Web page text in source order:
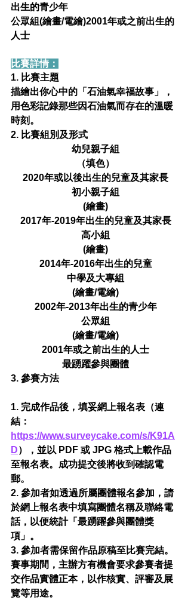
出生的青少年
公眾組(繪畫/電繪)2001年或之前出生的
人士
比賽詳情：
1. 比賽主題
描繪出你心中的「石油氣幸福故事」，
用色彩記錄那些因石油氣而存在的溫暖
時刻。
2. 比賽組別及形式
幼兒親子組
​（填色）
2020年或以後出生的兒童及其家長
初小親子組
(繪畫)
2017年-2019年出生的兒童及其家長
高小組
(繪畫)
2014年-2016年出生的兒童
中學及大專組
(繪畫/電繪)
2002年-2013年出生的青少年
公眾組
(繪畫/電繪)
2001年或之前出生的人士
最踴躍參與團體
3. 參賽方法
1. 完成作品後，填妥網上報名表（連
結：
https://www.surveycake.com/s/K91A
D），並以 PDF 或 JPG 格式上載作品
至報名表。成功提交後將收到確認電
郵。
2. 參加者如透過所屬團體報名參加，請
於網上報名表中填寫團體名稱及聯絡電
話，以便統計「最踴躍參與團體獎
項」。
3. 參加者需保留作品原稿至比賽完結。
賽事期間，主辦方有機會要求參賽者提
交作品實體正本，以作核實、評審及展
覽等用途。​